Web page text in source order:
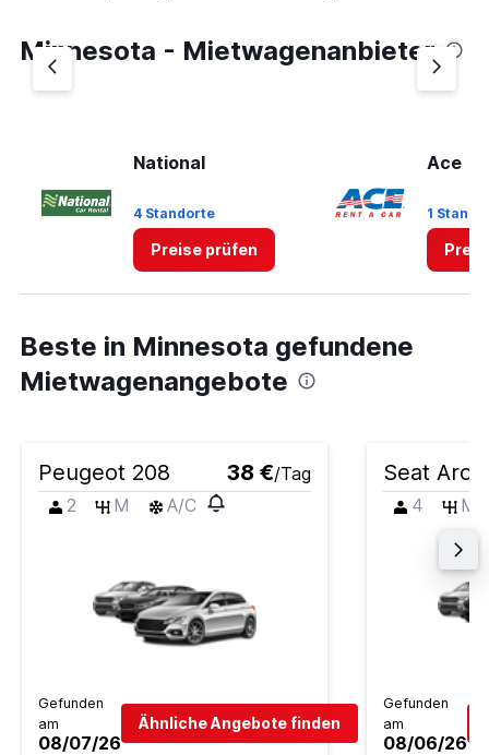
Minnesota - Mietwagenanbieter
National
4 Standorte
Preise prüfen
Ace
1
Beste in Minnesota gefundene
Mietwagenangebote
Peugeot 208 38 €/Tag
2
M A/C
Gefunden
am
08/07/26
Ähnliche Angebote finden
Seat
4 M
Gefunden
am
08/06/26